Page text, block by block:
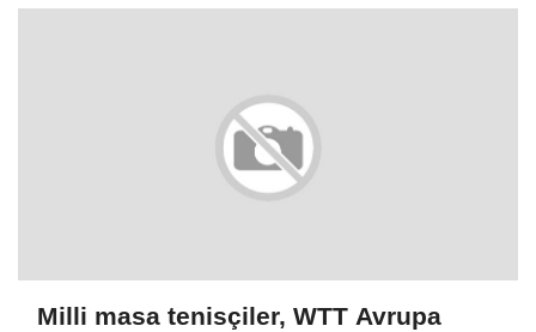
Milli masa tenisçiler, WTT Avrupa